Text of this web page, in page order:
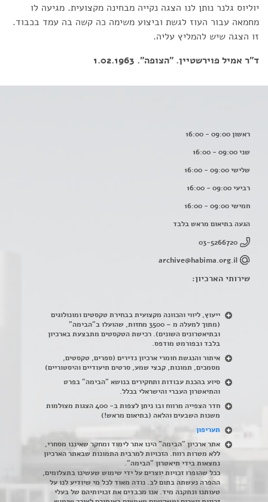
יוליוס גלנר נותן לנו הצגה נקייה מבחינה מקצועית. מגיעה לו
מחמאה עבור העוז לגשת וביצוע משימה כה קשה בה עמד בכבוד.
זו הצגה שיש להמליץ עליה.
ד"ר אמיל פוירשטיין. "הצופה". 1.02.1963
ראשון 09:00 - 16:00
שני 09:00 - 16:00
שלישי 09:00 - 16:00
רביעי 09:00 - 16:00
חמישי 09:00 - 16:00
הגעה בתיאום מראש בלבד
03-5266720
archive@habima.org.il
שירותי הארכיון:
ייעוץ, ליווי והכוונה מקצועית בבחירת טקסטים ומונולוגים
(מתוך למעלה מ – 3500 מחזות, שהועלו ב"הבימה"
ובתיאטרונים השונים). רכישת הטקסטים מתבצעת בארכיון
בלבד ובפורמט מודפס.
איתור והנגשת חומרי ארכיון נדירים (ספרים, טקסטים,
מסמכים, תמונות, קבצי שמע, סרטים תיעודיים והיסטוריים)
סיוע בהכנת עבודות ותחקירים בנושא "הבימה" בפרט
והתיאטרון העברי והישראלי בכלל.
חדר הצפייה מרווח ובו ניתן לצפות ב- 400 הצגות מצולמות
משנות השבעים והלאה (בתיאום מראש!)
תעריפון
אתר ארכיון "הבימה" הינו אתר לימוד ומחקר שאיננו מסחרי,
ללא מטרות רווח. הזכויות למרבית התמונות שבאתר הארכיון
נמצאות בידי תיאטרון "הבימה".
ככל שהופרו זכויות יוצרים על ידי שימוש שעשינו בתצלומים,
ההפרה נעשתה בתום לב. נודה מאוד לכל מי שיודיע לנו על
טעותנו ונתקנה מיד. אנו מכבדים את זכויותיהם של בעלי